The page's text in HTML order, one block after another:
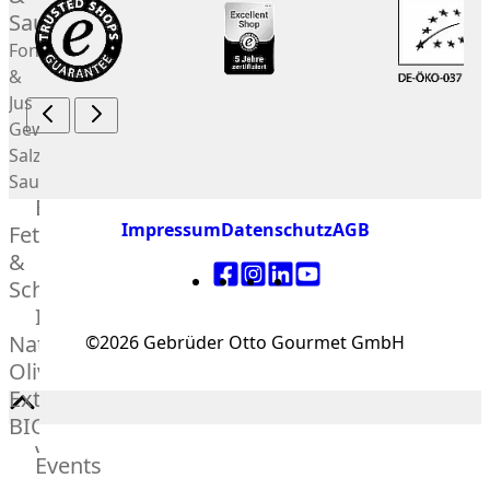
Saucen
Fonds
&
Jus
Gewürze
Salz
Saucen
Butter,
Fett
&
Schmalz
ItalianBar
Natives
Olivenöl
Extra
BIO
Veggie
Hardware
Events
ImpressumDatenschutzAGB
©2026 Gebrüder Otto Gourmet GmbH